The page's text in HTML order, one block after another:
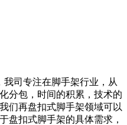
司专注在脚手架行业，从
分包，时间的积累，技术的
们再盘扣式脚手架领域可以
盘扣式脚手架的具体需求，